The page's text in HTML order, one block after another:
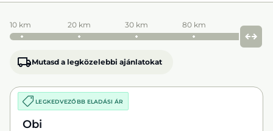
10 km 20 km 30 km 80 km
Mutasd a legközelebbi ajánlatokat
LEGKEDVEZŐBB ELADÁSI ÁR
Obi